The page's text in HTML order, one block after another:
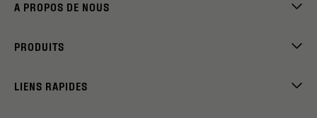
A PROPOS DE NOUS
PRODUITS
LIENS RAPIDES